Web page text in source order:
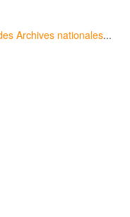
Archives nationales...
elles...